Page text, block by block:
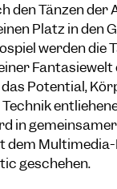
den Tänzen der
Platz in den
werden die
Potential,
in
geschehen.